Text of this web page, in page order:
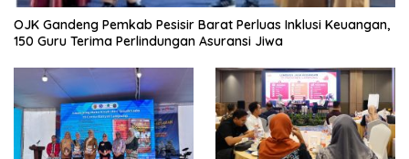
OJK Gandeng Pemkab Pesisir Barat Perluas Inklusi Keuangan,
150 Guru Terima Perlindungan Asuransi Jiwa